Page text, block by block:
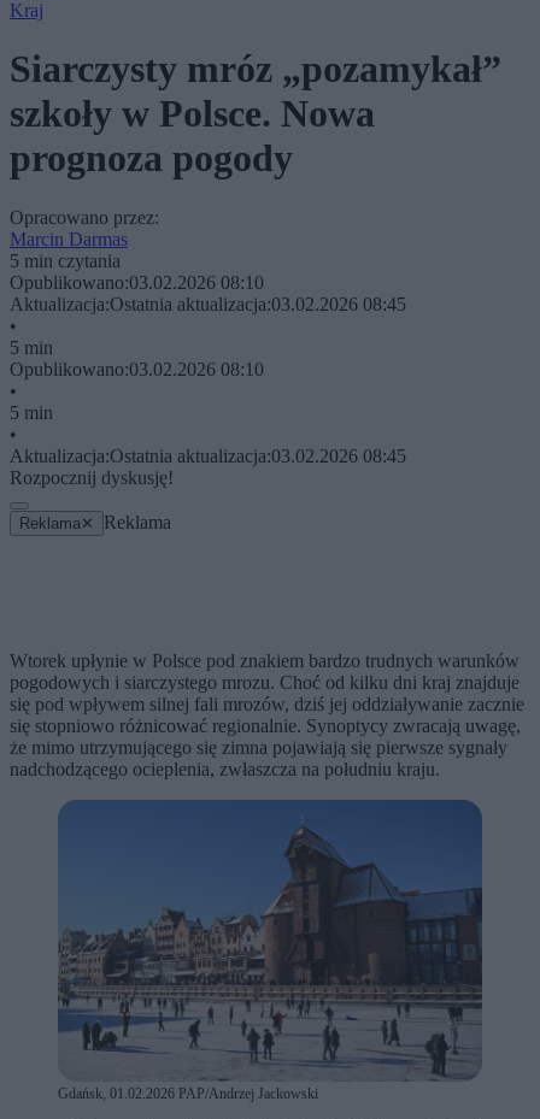
Kraj
Siarczysty mróz „pozamykał”
szkoły w Polsce. Nowa
prognoza pogody
Opracowano przez:
Marcin Darmas
5 min czytania
Opublikowano:03.02.2026 08:10
Aktualizacja:Ostatnia aktualizacja:03.02.2026 08:45
•
5 min
Opublikowano:03.02.2026 08:10
•
5 min
•
Aktualizacja:Ostatnia aktualizacja:03.02.2026 08:45
Rozpocznij dyskusję!
Reklama ✕ Reklama
Wtorek upłynie w Polsce pod znakiem bardzo trudnych warunków
pogodowych i siarczystego mrozu. Choć od kilku dni kraj znajduje
się pod wpływem silnej fali mrozów, dziś jej oddziaływanie zacznie
się stopniowo różnicować regionalnie. Synoptycy zwracają uwagę,
że mimo utrzymującego się zimna pojawiają się pierwsze sygnały
nadchodzącego ocieplenia, zwłaszcza na południu kraju.
Gdańsk, 01.02.2026 PAP/Andrzej Jackowski